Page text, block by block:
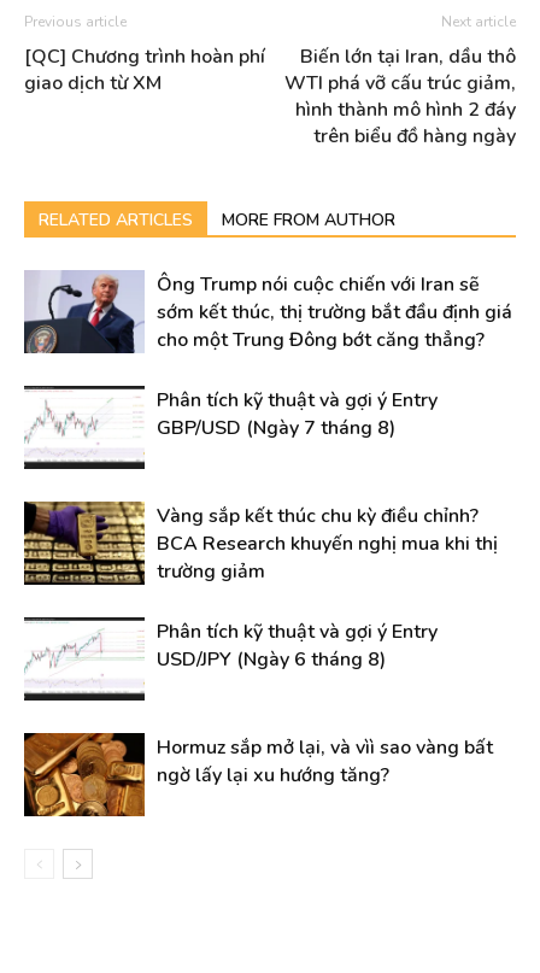
Previous article
[QC] Chương trình hoàn phí
giao dịch từ XM
Next article
Biến lớn tại Iran, dầu thô
WTI phá vỡ cấu trúc giảm,
hình thành mô hình 2 đáy
trên biểu đồ hàng ngày
RELATED ARTICLES MORE FROM AUTHOR
Ông Trump nói cuộc chiến với Iran sẽ
sớm kết thúc, thị trường bắt đầu định giá
cho một Trung Đông bớt căng thẳng?
Phân tích kỹ thuật và gợi ý Entry
GBP/USD (Ngày 7 tháng 8)
Vàng sắp kết thúc chu kỳ điều chỉnh?
BCA Research khuyến nghị mua khi thị
trường giảm
Phân tích kỹ thuật và gợi ý Entry
USD/JPY (Ngày 6 tháng 8)
Hormuz sắp mở lại, và vìì sao vàng bất
ngờ lấy lại xu hướng tăng?